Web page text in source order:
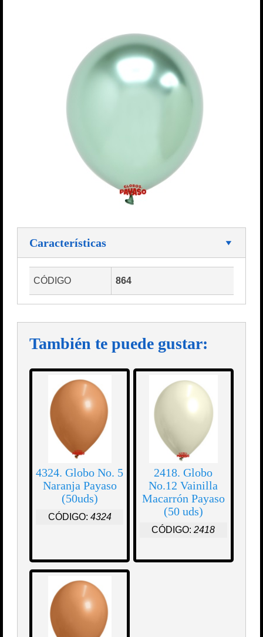
Características
CÓDIGO 864
También te puede gustar:
4324. Globo No. 5
Naranja Payaso
(50uds)
CÓDIGO: 4324
2418. Globo
No.12 Vainilla
Macarrón Payaso
(50 uds)
CÓDIGO: 2418